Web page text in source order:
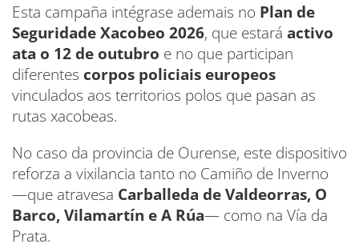
Esta campaña intégrase ademais no Plan de
Seguridade Xacobeo 2026, que estará activo
ata o 12 de outubro e no que participan
diferentes corpos policiais europeos
vinculados aos territorios polos que pasan as
rutas xacobeas.
No caso da provincia de Ourense, este dispositivo
reforza a vixilancia tanto no Camiño de Inverno
—que atravesa Carballeda de Valdeorras, O
Barco, Vilamartín e A Rúa— como na Vía da
Prata.